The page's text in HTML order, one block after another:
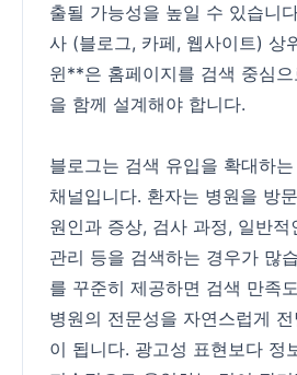
출될 가능성을 높일 수 있습니
사 (블로그, 카페, 웹사이트) 상
윈**은 홈페이지를 검색 중심
을 함께 설계해야 합니다.
블로그는 검색 유입을 확대하
채널입니다. 환자는 병원을 방
원인과 증상, 검사 과정, 일반
관리 등을 검색하는 경우가 많
를 꾸준히 제공하면 검색 만족
병원의 전문성을 자연스럽게
이 됩니다. 광고성 표현보다 정